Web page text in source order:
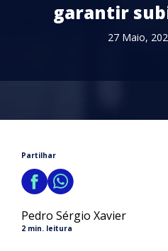
garantir
27 Maio,
Partilhar
Pedro Sérgio Xavier
2 min. leitura